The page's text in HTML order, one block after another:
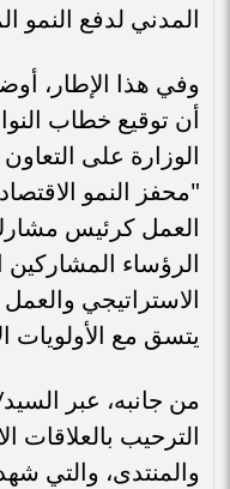
المدني لدفع النمو
وفي هذا الإطار،
أن توقيع خطاب
الوزارة على
"محفز النمو
العمل كرئيس
الرؤساء المشاركين
الاستراتيجي
يتسق مع الأولويات
من جانبه، عبر
الترحيب بالعلاقات
والمنتدى، والتي